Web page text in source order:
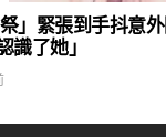
」緊張到手抖意
識了她」